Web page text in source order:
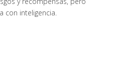
con inteligencia.